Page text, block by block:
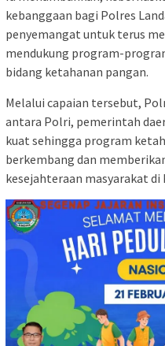
kebanggaan bagi Polres
penyemangat untuk terus
mendukung program-
bidang ketahanan pangan.
Melalui capaian tersebut,
antara Polri, pemerintah
kuat sehingga program
berkembang dan
kesejahteraan masyarakat di